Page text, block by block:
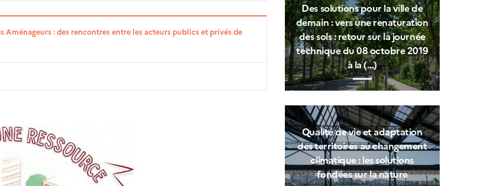
Aménageurs : des rencontres entre les acteurs publics et privés de
Des solutions pour la ville de
demain : vers une renaturation
des sols : retour sur la journée
technique du 08 octobre 2019
à la (…)
Qualité de vie et adaptation
des territoires au changement
climatique : les solutions
fondées sur la nature